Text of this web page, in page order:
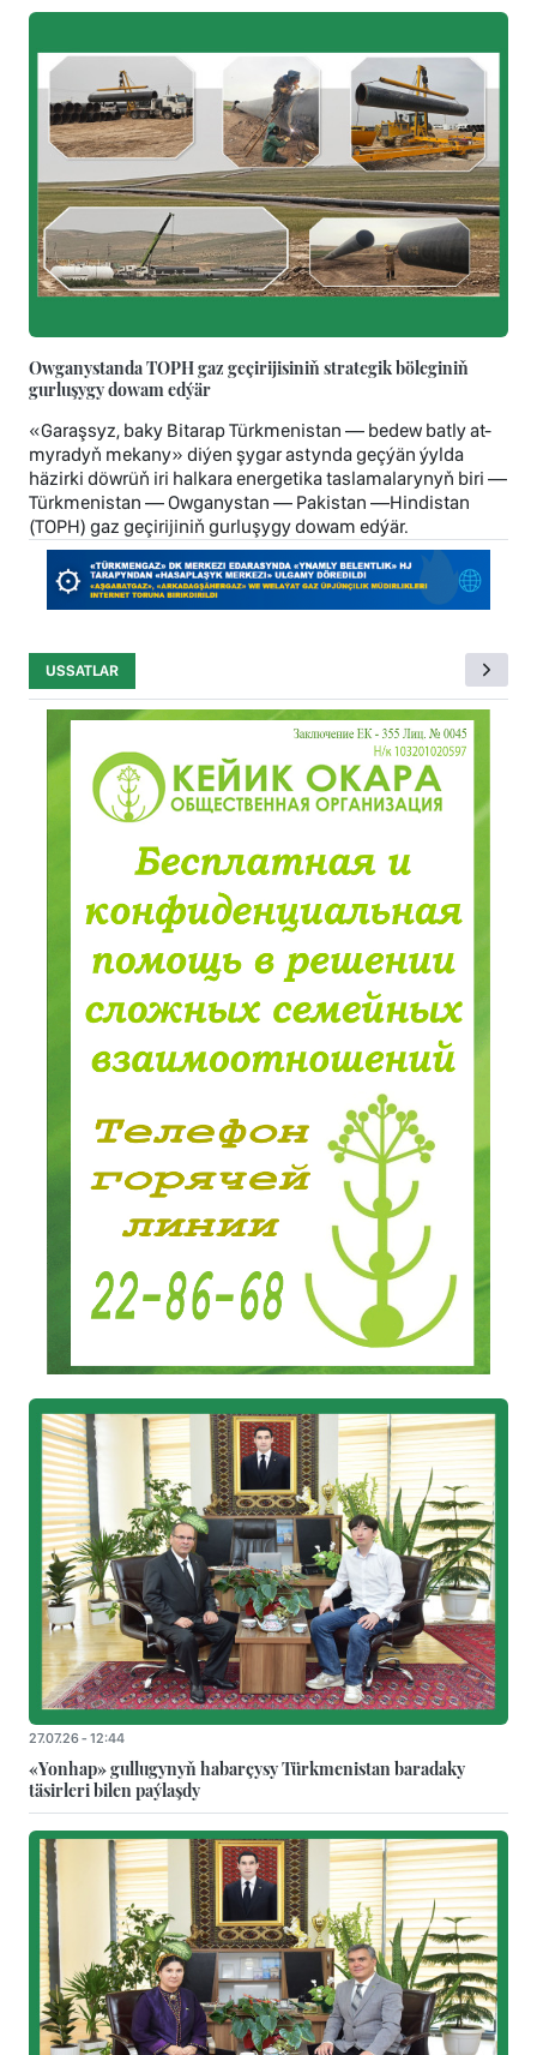
Owganystanda TOPH gaz geçirijisiniň strategik böleginiň
gurluşygy dowam edýär
«Garaşsyz, baky Bitarap Türkmenistan — bedew batly at-
myradyň mekany» diýen şygar astynda geçýän ýylda
häzirki döwrüň iri halkara energetika taslamalarynyň biri —
Türkmenistan — Owganystan — Pakistan —Hindistan
(TOPH) gaz geçirijiniň gurluşygy dowam edýär.
USSATLAR
27.07.26 - 12:44
«Yonhap» gullugynyň habarçysy Türkmenistan baradaky
täsirleri bilen paýlaşdy